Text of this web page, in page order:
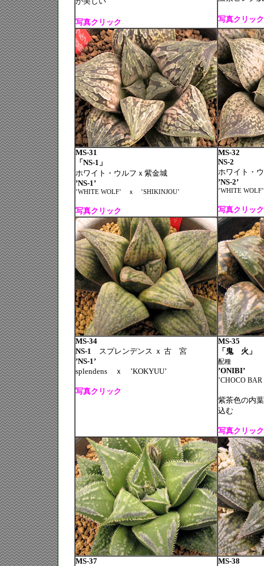
写真クリック 写真クリック
MS-31
「NS-1」
ホワイト・ウルフｘ紫金城
’NS-1’
’WHITE WOLF’ ｘ ’SHIKINJOU’
写真クリック
MS-32
NS-2
ホワイト・
’NS-2’
’WHITE WOLF’
写真クリック
MS-34
NS-1 スプレンデンス ｘ 古 宮
’NS-1’
splendensｘ ’KOKYUU’
写真クリック
MS-35
「鬼 火」
配種
’ONIBI’
’CHOCO BAR
紫茶色の内
込む
写真クリック
MS-37
MS-38